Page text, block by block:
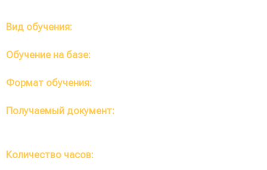
Вид обучения:
Обучение на базе:
Формат обучения:
Получаемый документ:
Количество часов: